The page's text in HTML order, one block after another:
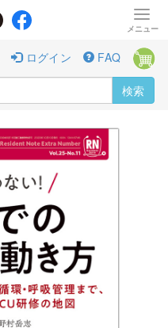
ログイン FAQ
検索